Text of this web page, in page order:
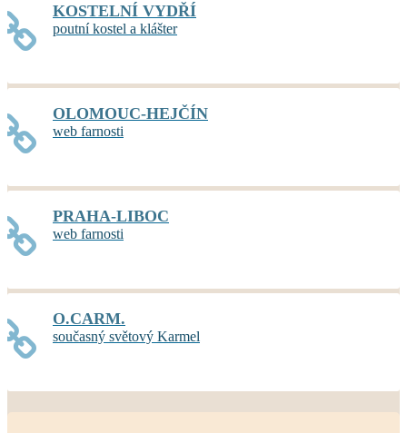
KOSTELNÍ VYDŘÍ
poutní kostel a klášter
OLOMOUC-HEJČÍN
web farnosti
PRAHA-LIBOC
web farnosti
O.CARM.
současný světový Karmel